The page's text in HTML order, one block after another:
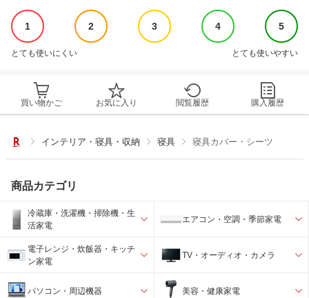
1 2 3 4 5
とても使いにくい とても使いやすい
買い物かご お気に入り 閲覧履歴 購入履歴
インテリア・寝具・収納 寝具 寝具カバー・シーツ
商品カテゴリ
冷蔵庫・洗濯機・掃除機・生
活家電
エアコン・空調・季節家電
電子レンジ・炊飯器・キッチ
ン家電
TV・オーディオ・カメラ
パソコン・周辺機器 美容・健康家電